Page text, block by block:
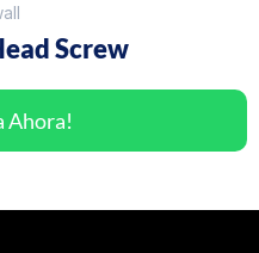
Screw
Ahora!